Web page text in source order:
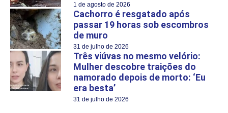
1 de agosto de 2026
Cachorro é resgatado após
passar 19 horas sob escombros
de muro
31 de julho de 2026
Três viúvas no mesmo velório:
Mulher descobre traições do
namorado depois de morto: ‘Eu
era besta’
31 de julho de 2026